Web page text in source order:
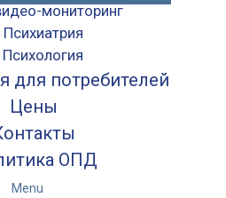
мониторинг
Психиатрия
Психология
для потребителей
Цены
ОПД
Menu